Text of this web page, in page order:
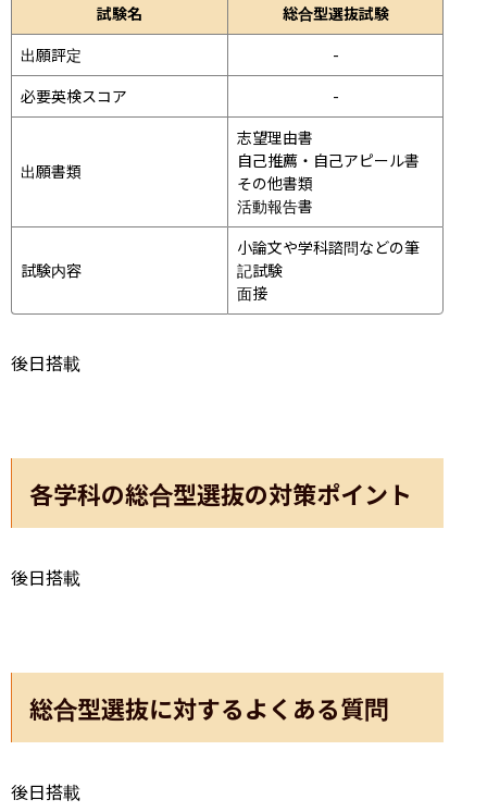
試験名
総合型選抜試験
出願評定
-
必要英検スコア
-
出願書類
志望理由書
自己推薦・自己アピール書
その他書類
活動報告書
試験内容
小論文や学科諮問などの筆
記試験
面接
後日搭載
各学科の総合型選抜の対策ポイント
後日搭載
総合型選抜に対するよくある質問
後日搭載